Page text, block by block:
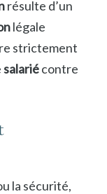
résulte d’un
légale
strictement
salariécontre
la sécurité,